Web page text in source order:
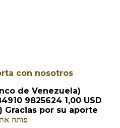
con nosotros
de Venezuela)
9825624 1,00 USD
Gracias por su aporte
פותח